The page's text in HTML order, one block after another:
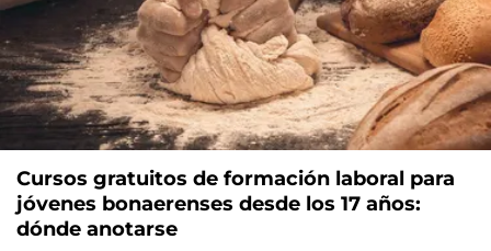
Cursos gratuitos de formación laboral para
jóvenes bonaerenses desde los 17 años:
dónde anotarse